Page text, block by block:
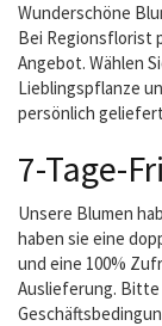
Wunderschöne
Bei Regionsflorist
Angebot. Wählen
Lieblingspflanze
persönlich
7-Tage-
Unsere Blumen
haben sie eine
und eine 100%
Auslieferung. Bitte